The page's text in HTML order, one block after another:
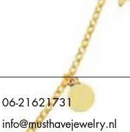
06-21621731
info@musthavejewelry.nl